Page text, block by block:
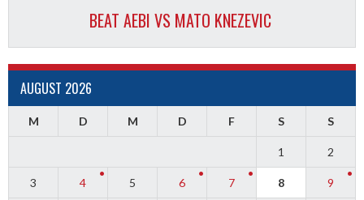
BEAT AEBI VS MATO KNEZEVIC
AUGUST 2026
M D M D F S S
1 2
3 4 5 6 7 8 9